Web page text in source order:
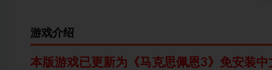
游戏介绍
本版游戏已更新为《马克思佩恩3》免安装